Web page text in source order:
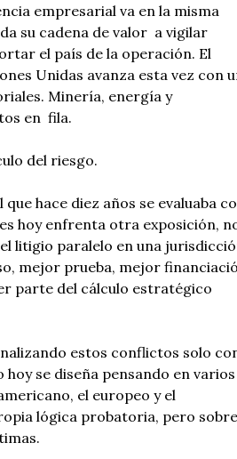
empresarial va en la misma
su cadena de valor a vigilar
el país de la operación. El
Unidas avanza esta vez con
Minería, energía y
en fila.
del riesgo.
hace diez años se evaluaba
hoy enfrenta otra exposición,
litigio paralelo en una
mejor prueba, mejor
parte del cálculo estratégico
estos conflictos solo
se diseña pensando en varios
el europeo y el
lógica probatoria, pero sobre